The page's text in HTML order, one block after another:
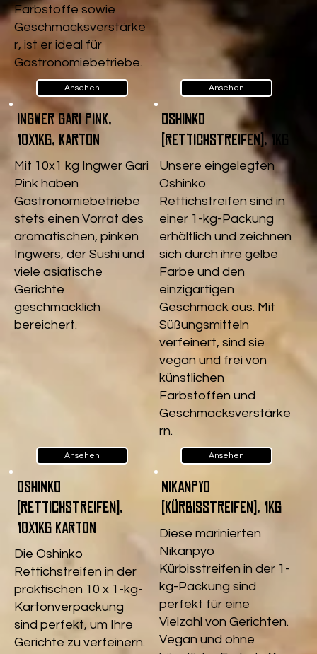
Farbstoffe sowie
Geschmacksverstärke
r, ist er ideal für
Gastronomiebetriebe.
Ansehen Ansehen
Ingwer Gari pink,
10x1kg, Karton
Mit 10x1 kg Ingwer Gari
Pink haben
Gastronomiebetriebe
stets einen Vorrat des
aromatischen, pinken
Ingwers, der Sushi und
viele asiatische
Gerichte
geschmacklich
bereichert.
Ansehen
Oshinko
(Rettichstreifen), 1kg
Unsere eingelegten
Oshinko
Rettichstreifen sind in
einer 1-kg-Packung
erhältlich und zeichnen
sich durch ihre gelbe
Farbe und den
einzigartigen
Geschmack aus. Mit
Süßungsmitteln
verfeinert, sind sie
vegan und frei von
künstlichen
Farbstoffen und
Geschmacksverstärke
rn.
Ansehen
Oshinko
(Rettichstreifen),
10x1kg Karton
Die Oshinko
Rettichstreifen in der
praktischen 10 x 1-kg-
Kartonverpackung
sind perfekt, um Ihre
Gerichte zu verfeinern.
Nikanpyo
(Kürbisstreifen), 1kg
Diese marinierten
Nikanpyo
Kürbisstreifen in der 1-
kg-Packung sind
perfekt für eine
Vielzahl von Gerichten.
Vegan und ohne